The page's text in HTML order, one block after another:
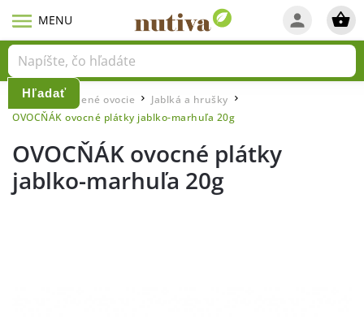
Hľadať
Domov / Sušené ovocie / Jablká a hrušky
OVOCŇÁK ovocné plátky jablko-marhuľa 20g
OVOCŇÁK ovocné plátky
jablko-marhuľa 20g